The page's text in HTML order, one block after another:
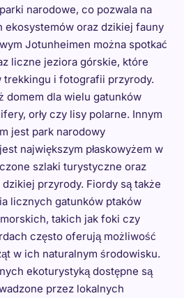
narodowe, co pozwala na
ekosystemów oraz dzikiej fauny
Jotunheimen można spotkać
liczne jeziora górskie, które
trekkingu i fotografii przyrody.
domem dla wielu gatunków
orły czy lisy polarne. Innym
jest park narodowy
największym płaskowyżem w
szlaki turystyczne oraz
przyrody. Fiordy są także
licznych gatunków ptaków
takich jak foki czy
często oferują możliwość
w ich naturalnym środowisku.
ekoturystyką dostępne są
przez lokalnych